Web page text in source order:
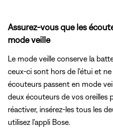
Assurez-vous que les
mode veille
Le mode veille conserve la
ceux-ci sont hors de l'étui et
écouteurs passent en mode
deux écouteurs de vos oreilles
réactiver, insérez-les tous les
utilisez l'appli Bose.